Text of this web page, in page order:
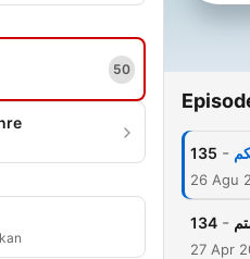
50
135 -
26 Agu
134 -
27 Apr